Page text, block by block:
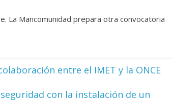
La Mancomunidad prepara otra convocatoria
entre el IMET y la ONCE
con la instalación de un